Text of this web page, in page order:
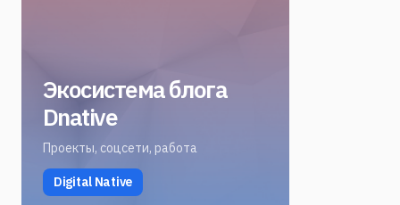
Экосистема блога
Dnative
Проекты, соцсети, работа
Digital Native